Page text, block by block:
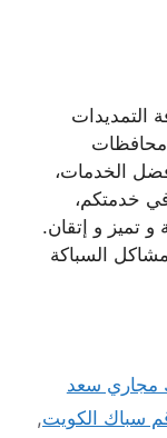
التمديدات
محافظات
الخدمات،
خدمتكم،
تميز و إتقان.
السباكة
مجاري سعد
سباك الكويت,